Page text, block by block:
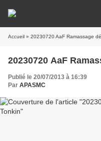
Accueil » 20230720 AaF Ramassage
20230720 AaF
Publié le 20/07/2013 à 16:39
Par APASMC